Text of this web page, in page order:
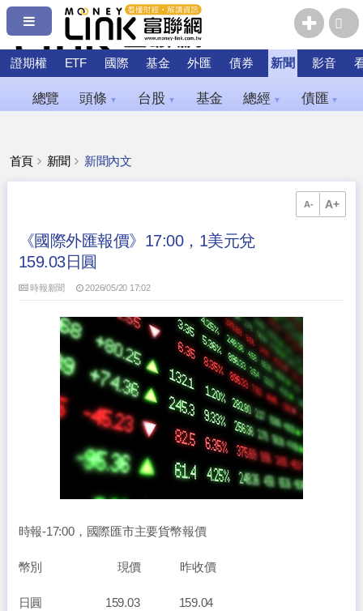
證期權 ETF 國際 基金 外匯 債券 新聞 影音
總覽 頭條 ▼ 台股 ▼ 基金 總經 ▼ 債匯 ▼
首頁 新聞 新聞內文
A- A+
《國際外匯報價》17:00，1美元兌
159.03日圓
時報新聞 2026/05/20 17:02
時報-17:00，國際匯市主要貨幣報價
幣別 現價 昨收價
日圓 159.03 159.04